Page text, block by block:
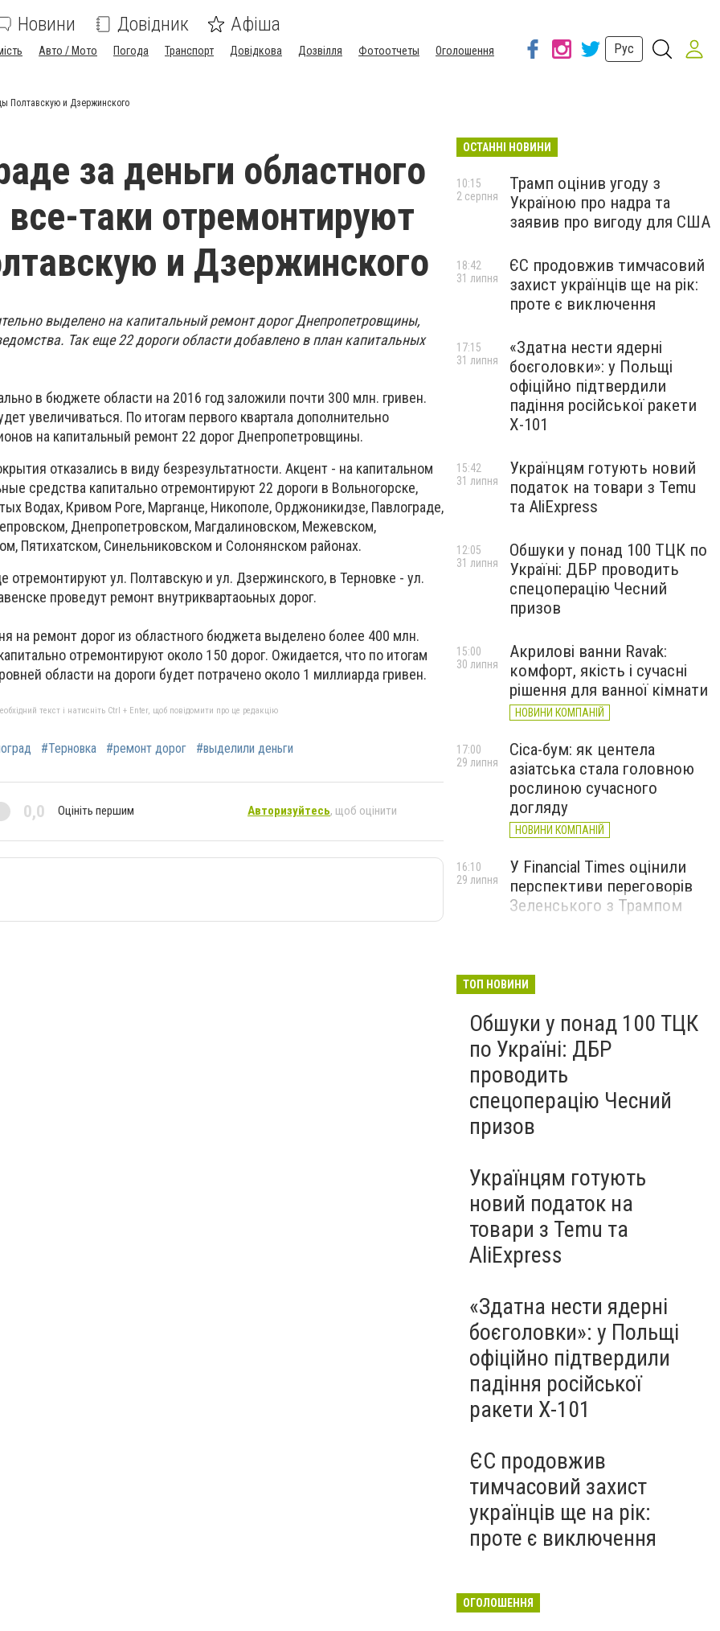
Новини Довідник Афіша
Авто / Мото Погода Транспорт Довідкова Дозвілля Фотоотчеты
Оголошення
Рус
Полтавскую и Дзержинского
за деньги областного
таки отремонтируют
и Дзержинского
выделено на капитальный ремонт дорог Днепропетровщины,
Так еще 22 дороги области добавлено в план капитальных
в бюджете области на 2016 год заложили почти 300 млн. гривен.
увеличиваться. По итогам первого квартала дополнительно
на капитальный ремонт 22 дорог Днепропетровщины.
отказались в виду безрезультатности. Акцент - на капитальном
средства капитально отремонтируют 22 дороги в Вольногорске,
Водах, Кривом Роге, Марганце, Никополе, Орджоникидзе, Павлограде,
Днепропетровском, Магдалиновском, Межевском,
Пятихатском, Синельниковском и Солонянском районах.
отремонтируют ул. Полтавскую и ул. Дзержинского, в Терновке - ул.
проведут ремонт внутриквартаоьных дорог.
на ремонт дорог из областного бюджета выделено более 400 млн.
отремонтируют около 150 дорог. Ожидается, что по итогам
области на дороги будет потрачено около 1 миллиарда гривен.
текст і натисніть Ctrl + Enter, щоб повідомити про це редакцію
#Терновка #ремонт дорог #выделили деньги
0,0 Оцініть першим Авторизуйтесь, щоб оцінити
ОСТАННІ НОВИНИ
Трамп оцінив угоду з
Україною про надра та
заявив про вигоду для США
10:15
2 серпня
ЄС продовжив тимчасовий
захист українців ще на рік:
проте є виключення
18:42
31 липня
«Здатна нести ядерні
боєголовки»: у Польщі
офіційно підтвердили
падіння російської ракети
Х-101
17:15
31 липня
Українцям готують новий
податок на товари з Temu
та AliExpress
15:42
31 липня
Обшуки у понад 100 ТЦК по
Україні: ДБР проводить
спецоперацію Чесний
призов
12:05
31 липня
Акрилові ванни Ravak:
комфорт, якість і сучасні
рішення для ванної кімнати
НОВИНИ КОМПАНІЙ
15:00
30 липня
Cica-бум: як центела
азіатська стала головною
рослиною сучасного
догляду
НОВИНИ КОМПАНІЙ
17:00
29 липня
У Financial Times оцінили
перспективи переговорів
Зеленського з Трампом
16:10
29 липня
ТОП НОВИНИ
Обшуки у понад 100 ТЦК
по Україні: ДБР
проводить
спецоперацію Чесний
призов
Українцям готують
новий податок на
товари з Temu та
AliExpress
«Здатна нести ядерні
боєголовки»: у Польщі
офіційно підтвердили
падіння російської
ракети Х-101
ЄС продовжив
тимчасовий захист
українців ще на рік:
проте є виключення
ОГОЛОШЕННЯ